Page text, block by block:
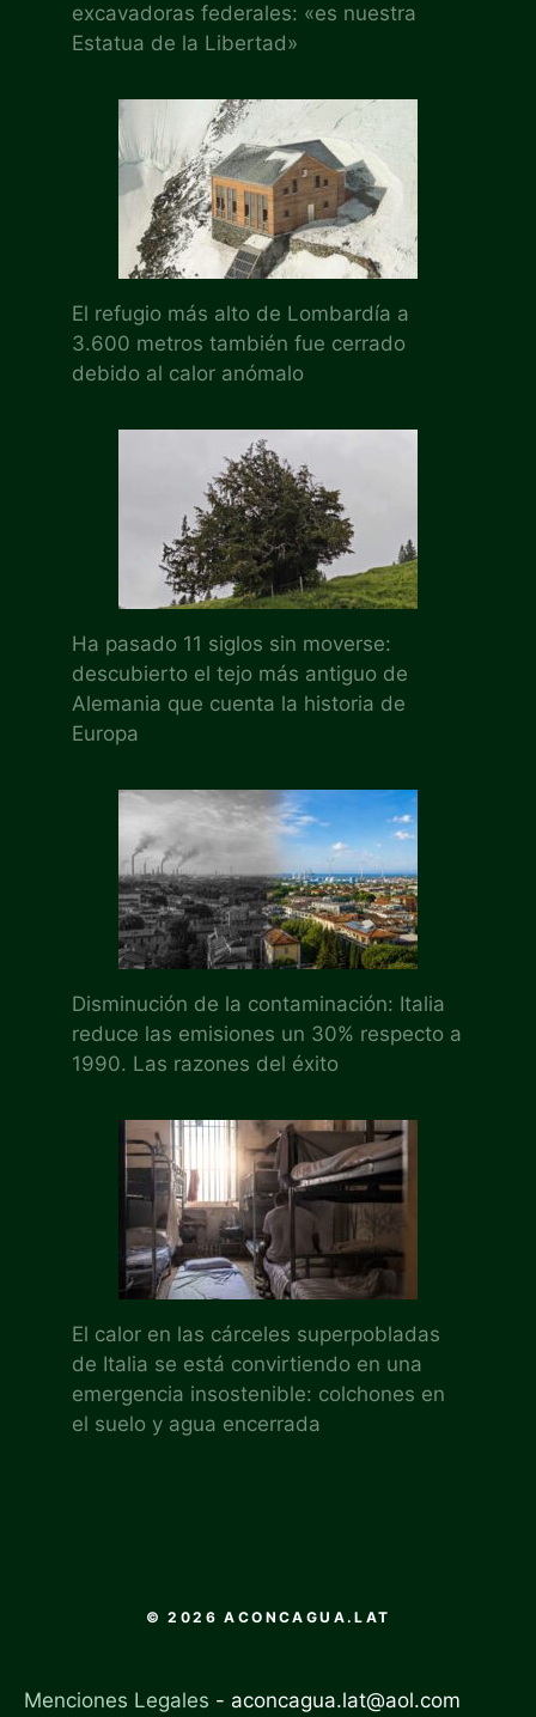
excavadoras federales: «es nuestra
Estatua de la Libertad»
El refugio más alto de Lombardía a
3.600 metros también fue cerrado
debido al calor anómalo
Ha pasado 11 siglos sin moverse:
descubierto el tejo más antiguo de
Alemania que cuenta la historia de
Europa
Disminución de la contaminación: Italia
reduce las emisiones un 30% respecto a
1990. Las razones del éxito
El calor en las cárceles superpobladas
de Italia se está convirtiendo en una
emergencia insostenible: colchones en
el suelo y agua encerrada
© 2026 ACONCAGUA.LAT
Menciones Legales - aconcagua.lat@aol.com